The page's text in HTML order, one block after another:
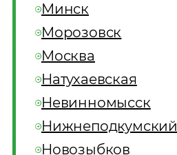
Минск
Морозовск
Москва
Натухаевская
Невинномысск
Нижнеподкумский
Новозыбков